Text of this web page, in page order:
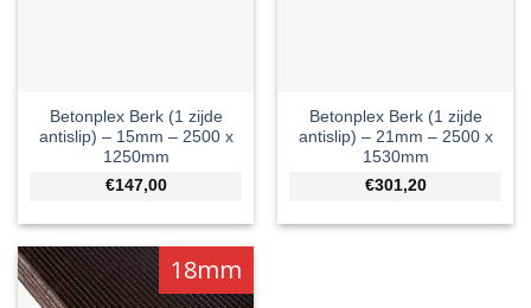
Betonplex Berk (1 zijde
antislip) – 15mm – 2500 x
1250mm
€147,00
Betonplex Berk (1 zijde
antislip) – 21mm – 2500 x
1530mm
€301,20
18mm